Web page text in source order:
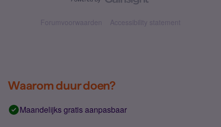
Forumvoorwaarden Accessibility statement
Waarom duur doen?
Maandelijks gratis aanpasbaar